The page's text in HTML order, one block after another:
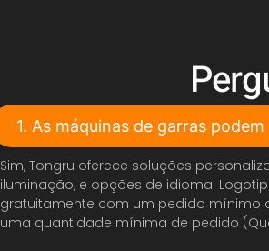
1. As máquinas de garras
Sim, Tongru oferece soluções
iluminação, e opções de idioma.
gratuitamente com um pedido mínimo
uma quantidade mínima de pedido